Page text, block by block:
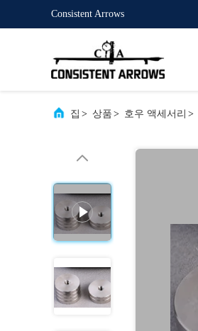
Consistent Arrows
집 > 상품 > 호우 액세서리 >